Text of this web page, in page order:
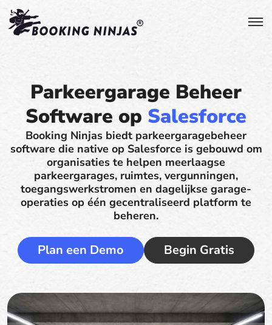
Parkeergarage Beheer
Software op Salesforce
Booking Ninjas biedt parkeergaragebeheer
software die native op Salesforce is gebouwd om
organisaties te helpen meerlaagse
parkeergarages, ruimtes, vergunningen,
toegangswerkstromen en dagelijkse garage-
operaties op één gecentraliseerd platform te
beheren.
Plan een Demo Begin Gratis